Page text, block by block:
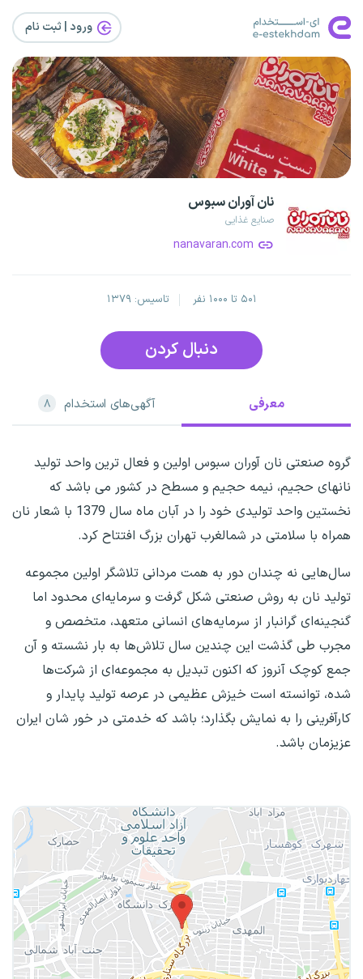
ورود | ثبت‌ نام
نان آوران سبوس
صنایع غذایی
nanavaran.com
۵۰۱ تا ۱۰۰۰ نفر تاسیس: ۱۳۷۹
دنبال کردن
معرفی آگهی‌های استخدام ۸
گروه صنعتی نان آوران سبوس اولین و فعال ترین واحد تولید
نانهای حجیم، نیمه حجیم و مسطح در کشور می باشد که
نخستین واحد تولیدی خود را در آبان ماه سال 1379 با شعار نان
همراه با سلامتی در شمالغرب تهران بزرگ افتتاح کرد.
سال‌هایی نه چندان دور به همت مردانی تلاشگر اولین مجموعه
تولید نان به روش صنعتی شکل گرفت و سرمایه‌ای محدود اما
گنجینه‌ای گرانبار از سرمایه‌های انسانی متعهد، متخصص و
مجرب طی گذشت این چندین سال تلاش‌ها به بار نشسته و آن
جمع کوچک آنروز که اکنون تبدیل به مجموعه‌ای از شرکت‌ها
شده، توانسته است خیزش عظیمی در عرصه تولید پایدار و
کارآفرینی را به نمایش بگذارد؛ باشد که خدمتی در خور شان ایران
عزیزمان باشد.